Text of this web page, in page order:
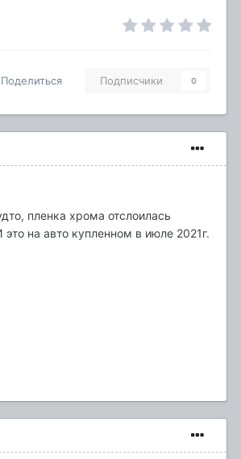
Поделиться Подписчики 0
пленка хрома отслоилась
на авто купленном в июле 2021г.